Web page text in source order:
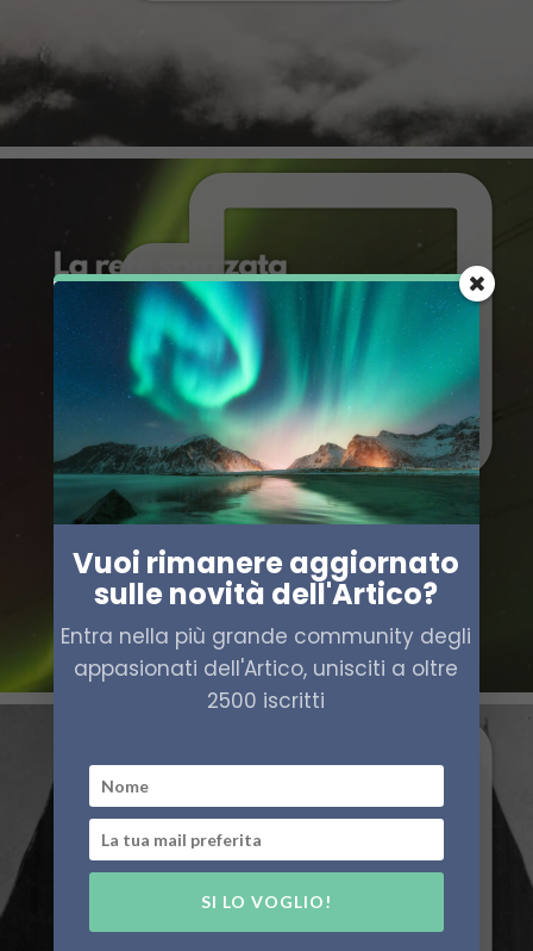
Vuoi rimanere aggiornato
sulle novità dell'Artico?
Entra nella più grande community degli
appasionati dell'Artico, unisciti a oltre
2500 iscritti
SI LO VOGLIO!